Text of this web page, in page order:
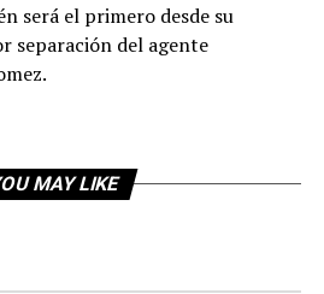
será el primero desde su
separación del agente
MAY LIKE